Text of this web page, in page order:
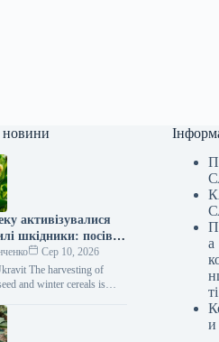
новини
активізувалися
шкідники: посіви
та соняшнику під
—
Сер 10, 2026
The harvesting of
and winter cereals is
а
ті
и